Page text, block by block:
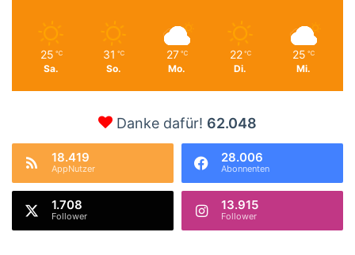
25 ℃
Sa.
31 ℃
So.
27 ℃
Mo.
22 ℃
Di.
25 ℃
Mi.
Danke dafür! 62.048
18.419
AppNutzer
28.006
Abonnenten
1.708
Follower
13.915
Follower